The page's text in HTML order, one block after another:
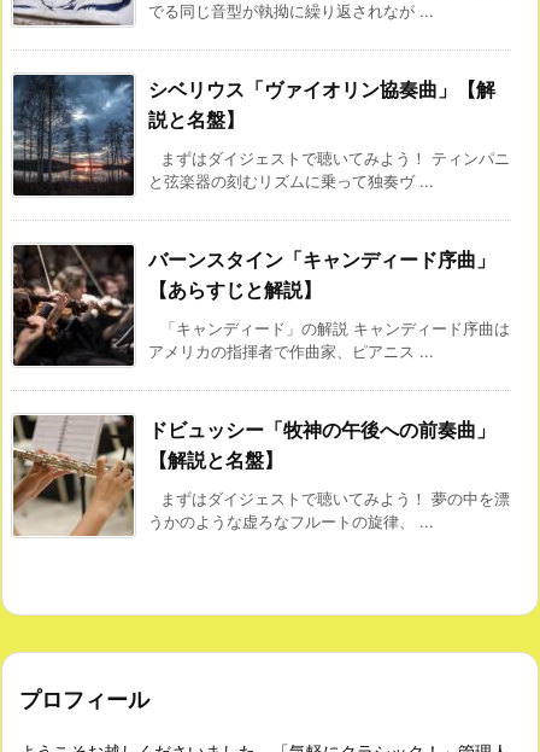
でる同じ音型が執拗に繰り返されなが ...
シベリウス「ヴァイオリン協奏曲」【解
説と名盤】
まずはダイジェストで聴いてみよう！ ティンパニ
と弦楽器の刻むリズムに乗って独奏ヴ ...
バーンスタイン「キャンディード序曲」
【あらすじと解説】
「キャンディード」の解説 キャンディード序曲は
アメリカの指揮者で作曲家、ピアニス ...
ドビュッシー「牧神の午後への前奏曲」
【解説と名盤】
まずはダイジェストで聴いてみよう！ 夢の中を漂
うかのような虚ろなフルートの旋律、 ...
プロフィール